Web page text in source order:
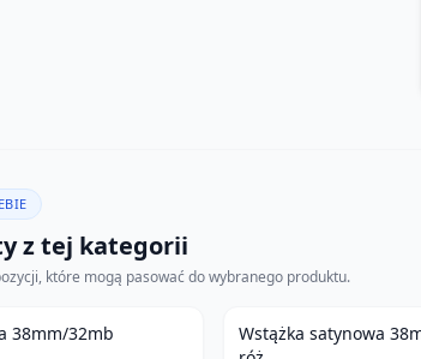
z tej kategorii
które mogą pasować do wybranego produktu.
38mm/32mb
Wstążka satynowa